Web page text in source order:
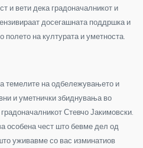
и вети дека градоначалникот и
досегашната поддршка и
полето на културата и уметноста.
темелите на одбележувањето и
и уметнички збиднувања во
Стевчо Јакимовски.
особена чест што бевме дел од
уживавме со вас изминатиов